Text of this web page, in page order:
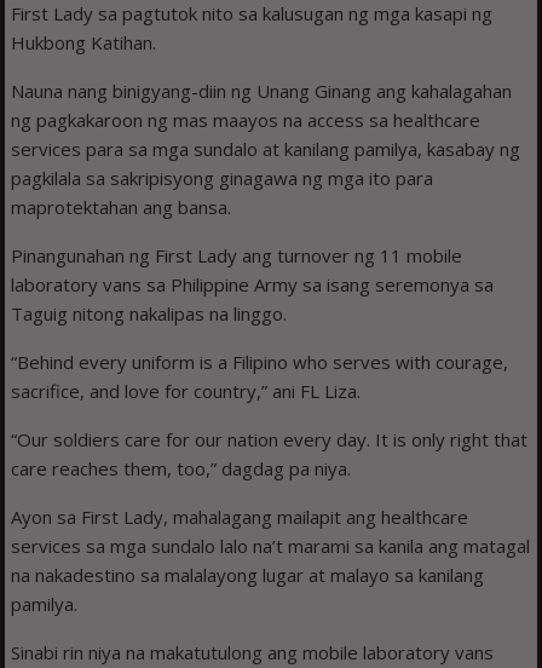
First Lady sa pagtutok nito sa kalusugan ng mga kasapi ng
Hukbong Katihan.
Nauna nang binigyang-diin ng Unang Ginang ang kahalagahan
ng pagkakaroon ng mas maayos na access sa healthcare
services para sa mga sundalo at kanilang pamilya, kasabay ng
pagkilala sa sakripisyong ginagawa ng mga ito para
maprotektahan ang bansa.
Pinangunahan ng First Lady ang turnover ng 11 mobile
laboratory vans sa Philippine Army sa isang seremonya sa
Taguig nitong nakalipas na linggo.
“Behind every uniform is a Filipino who serves with courage,
sacrifice, and love for country,” ani FL Liza.
“Our soldiers care for our nation every day. It is only right that
care reaches them, too,” dagdag pa niya.
Ayon sa First Lady, mahalagang mailapit ang healthcare
services sa mga sundalo lalo na’t marami sa kanila ang matagal
na nakadestino sa malalayong lugar at malayo sa kanilang
pamilya.
Sinabi rin niya na makatutulong ang mobile laboratory vans